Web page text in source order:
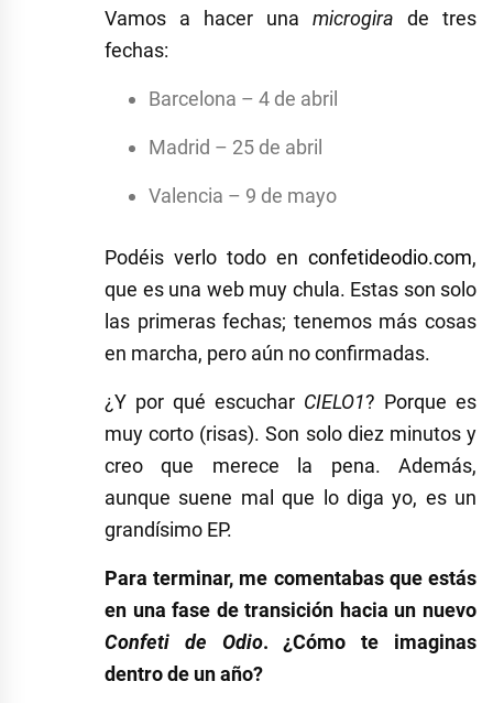
Vamos a hacer una microgira de tres
fechas:
Barcelona – 4 de abril
Madrid – 25 de abril
Valencia – 9 de mayo
Podéis verlo todo en confetideodio.com,
que es una web muy chula. Estas son solo
las primeras fechas; tenemos más cosas
en marcha, pero aún no confirmadas.
¿Y por qué escuchar CIELO1? Porque es
muy corto (risas). Son solo diez minutos y
creo que merece la pena. Además,
aunque suene mal que lo diga yo, es un
grandísimo EP.
Para terminar, me comentabas que estás
en una fase de transición hacia un nuevo
Confeti de Odio. ¿Cómo te imaginas
dentro de un año?